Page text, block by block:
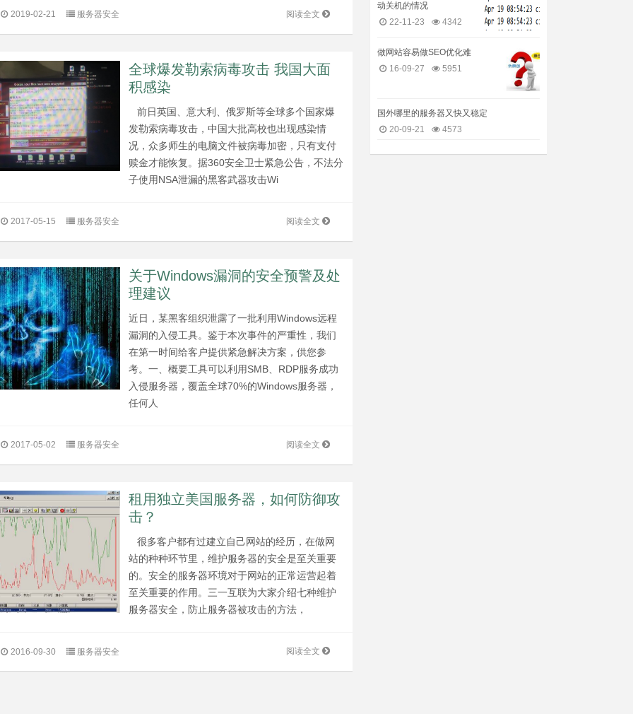
阅读全文
2019-02-21 服务器安全
全球爆发勒索病毒攻击 我国大面
积感染
前日英国、意大利、俄罗斯等全球多个国家爆
发勒索病毒攻击，中国大批高校也出现感染情
况，众多师生的电脑文件被病毒加密，只有支付
赎金才能恢复。据360安全卫士紧急公告，不法分
子使用NSA泄漏的黑客武器攻击Wi
阅读全文
2017-05-15 服务器安全
关于Windows漏洞的安全预警及处
理建议
近日，某黑客组织泄露了一批利用Windows远程
漏洞的入侵工具。鉴于本次事件的严重性，我们
在第一时间给客户提供紧急解决方案，供您参
考。一、概要工具可以利用SMB、RDP服务成功
入侵服务器，覆盖全球70%的Windows服务器，
任何人
阅读全文
2017-05-02 服务器安全
租用独立美国服务器，如何防御攻
击？
很多客户都有过建立自己网站的经历，在做网
站的种种环节里，维护服务器的安全是至关重要
的。安全的服务器环境对于网站的正常运营起着
至关重要的作用。三一互联为大家介绍七种维护
服务器安全，防止服务器被攻击的方法，
阅读全文
2016-09-30 服务器安全
动关机的情况
22-11-23
4342
做网站容易做SEO优化难
16-09-27
5951
国外哪里的服务器又快又稳定
20-09-21
4573